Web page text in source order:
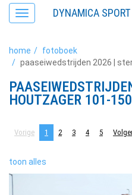
Toggle
navigation
DYNAMICA SPORT
home
fotoboek
paaseiwedstrijden 2026 |
HOUTZAGER 101-150
Vorige 1 2 3 4 5
toon alles